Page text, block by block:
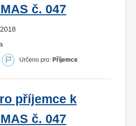
č. 047
Určeno pro: Příjemce
příjemce k
č. 047